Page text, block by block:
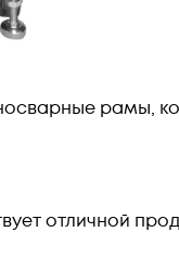
рамы,
отличной